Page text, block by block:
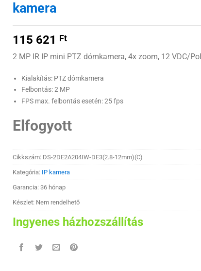
kamera
115 621 Ft
2 MP IR IP mini PTZ dómkamera, 4x zoom, 12 VDC/
Kialakítás: PTZ dómkamera
Felbontás: 2 MP
FPS max. felbontás esetén: 25 fps
Elfogyott
Cikkszám: DS-2DE2A204IW-DE3(2.8-12mm)(C)
Kategória: IP kamera
Garancia: 36 hónap
Készlet: Nem rendelhető
Ingyenes házhozszállítás